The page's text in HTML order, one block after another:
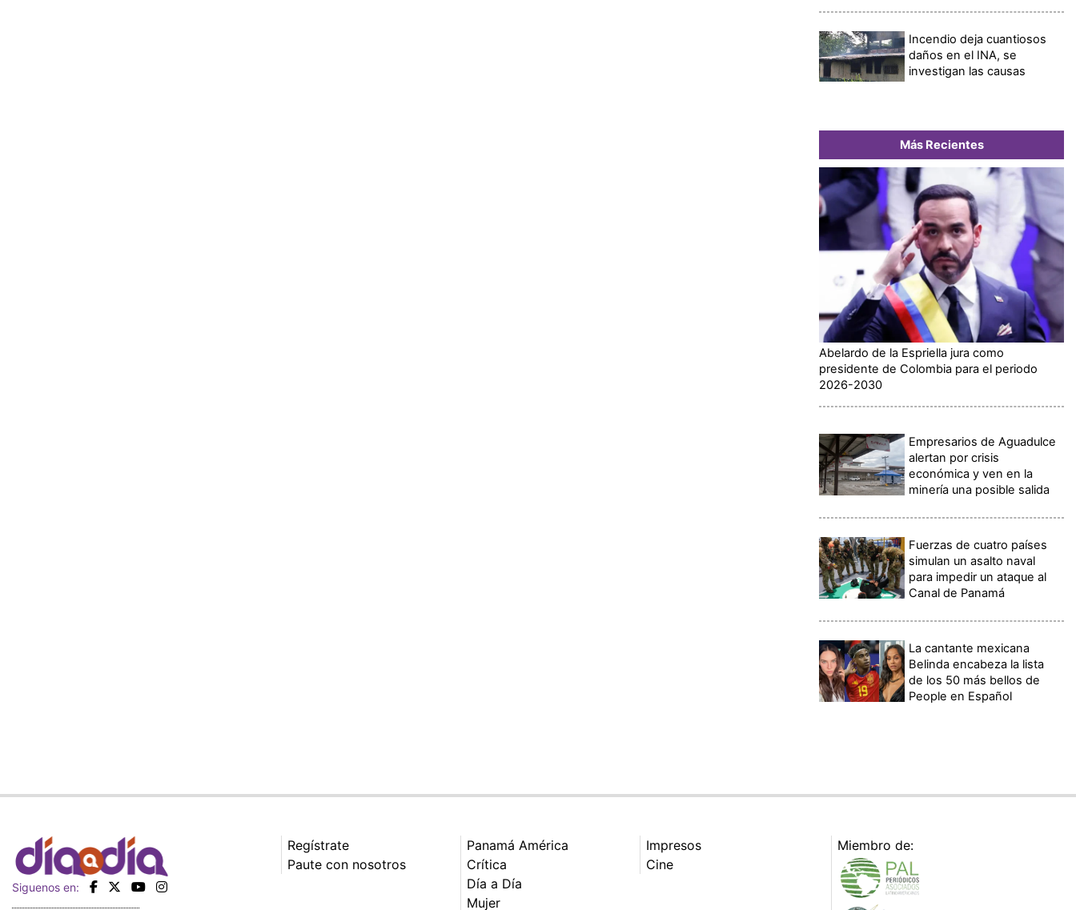
Incendio deja cuantiosos
daños en el INA, se
investigan las causas
Más Recientes
Abelardo de la Espriella jura como
presidente de Colombia para el periodo
2026-2030
Empresarios de Aguadulce
alertan por crisis
económica y ven en la
minería una posible salida
Fuerzas de cuatro países
simulan un asalto naval
para impedir un ataque al
Canal de Panamá
La cantante mexicana
Belinda encabeza la lista
de los 50 más bellos de
People en Español
Siguenos en:
Regístrate
Paute con nosotros
Panamá América
Crítica
Día a Día
Mujer
Impresos
Cine
Miembro de: